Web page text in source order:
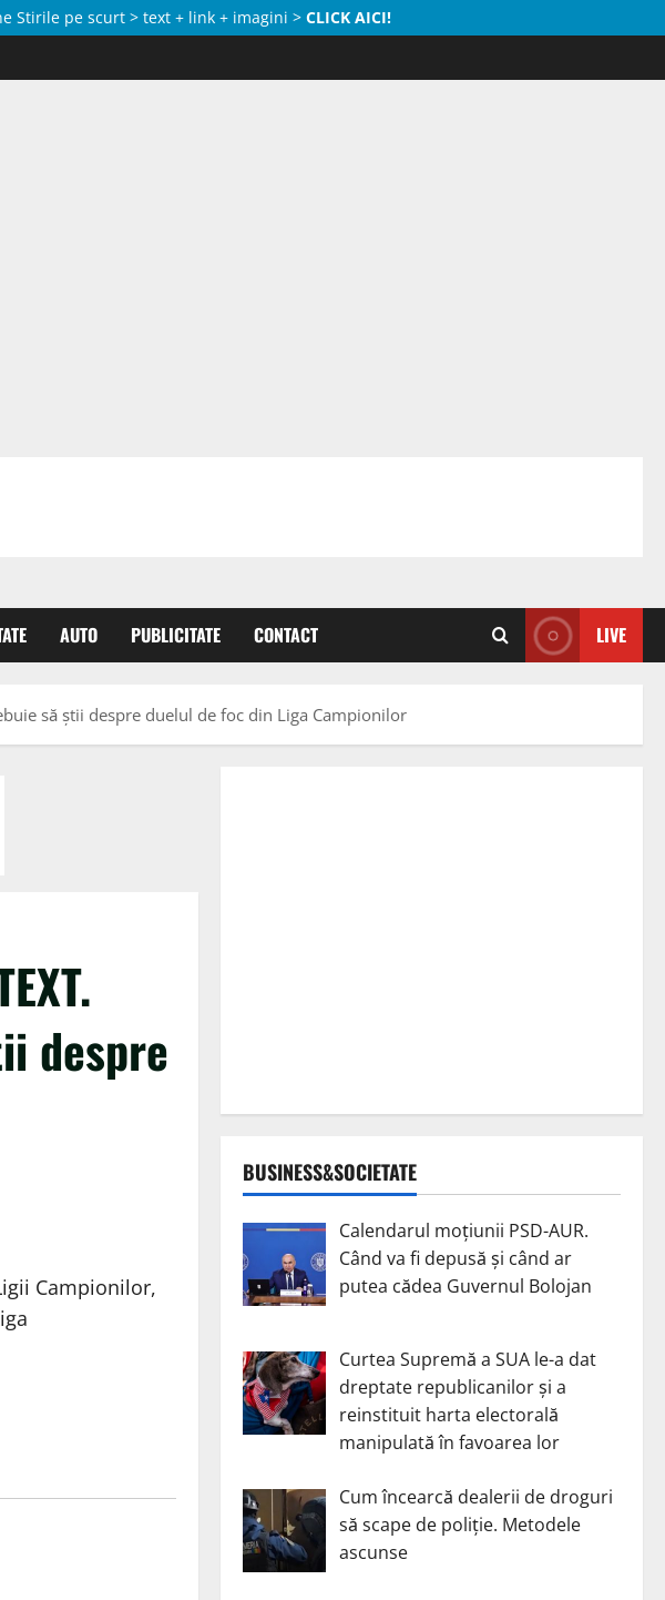
Stirile pe scurt > text + link + imagini > CLICK AICI!
AUTO PUBLICITATE CONTACT LIVE
să știi despre duelul de foc din Liga Campionilor
despre
Campionilor,
BUSINESS&SOCIETATE
Calendarul moțiunii PSD-AUR.
Când va fi depusă și când ar
putea cădea Guvernul Bolojan
Curtea Supremă a SUA le-a dat
dreptate republicanilor și a
reinstituit harta electorală
manipulată în favoarea lor
Cum încearcă dealerii de droguri
să scape de poliție. Metodele
ascunse